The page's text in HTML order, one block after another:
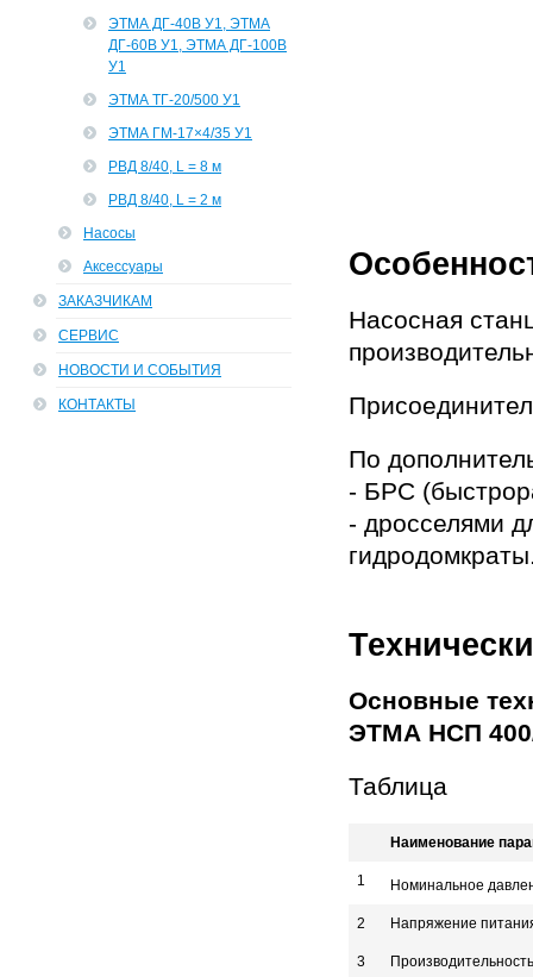
Насосная
По
- БРС
- дросселями
Основные
ЭТМА НСП
Таблица
Наименование
1 Номинальное
2 Напряжение
3
ЭТМА ДГ-40В У1, ЭТМА
ДГ-60В У1, ЭТМА ДГ-100В
У1
ЭТМА ТГ-20/500 У1
ЭТМА ГМ-17×4/35 У1
РВД 8/40, L = 8 м
РВД 8/40, L = 2 м
Насосы
Аксессуары
ЗАКАЗЧИКАМ
СЕРВИС
НОВОСТИ И СОБЫТИЯ
КОНТАКТЫ